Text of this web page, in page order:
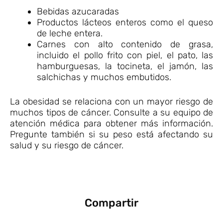
Bebidas azucaradas
Productos lácteos enteros como el queso
de leche entera.
Carnes con alto contenido de grasa,
incluido el pollo frito con piel, el pato, las
hamburguesas, la tocineta, el jamón, las
salchichas y muchos embutidos.
La obesidad se relaciona con un mayor riesgo de
muchos tipos de cáncer. Consulte a su equipo de
atención médica para obtener más información.
Pregunte también si su peso está afectando su
salud y su riesgo de cáncer.
Compartir